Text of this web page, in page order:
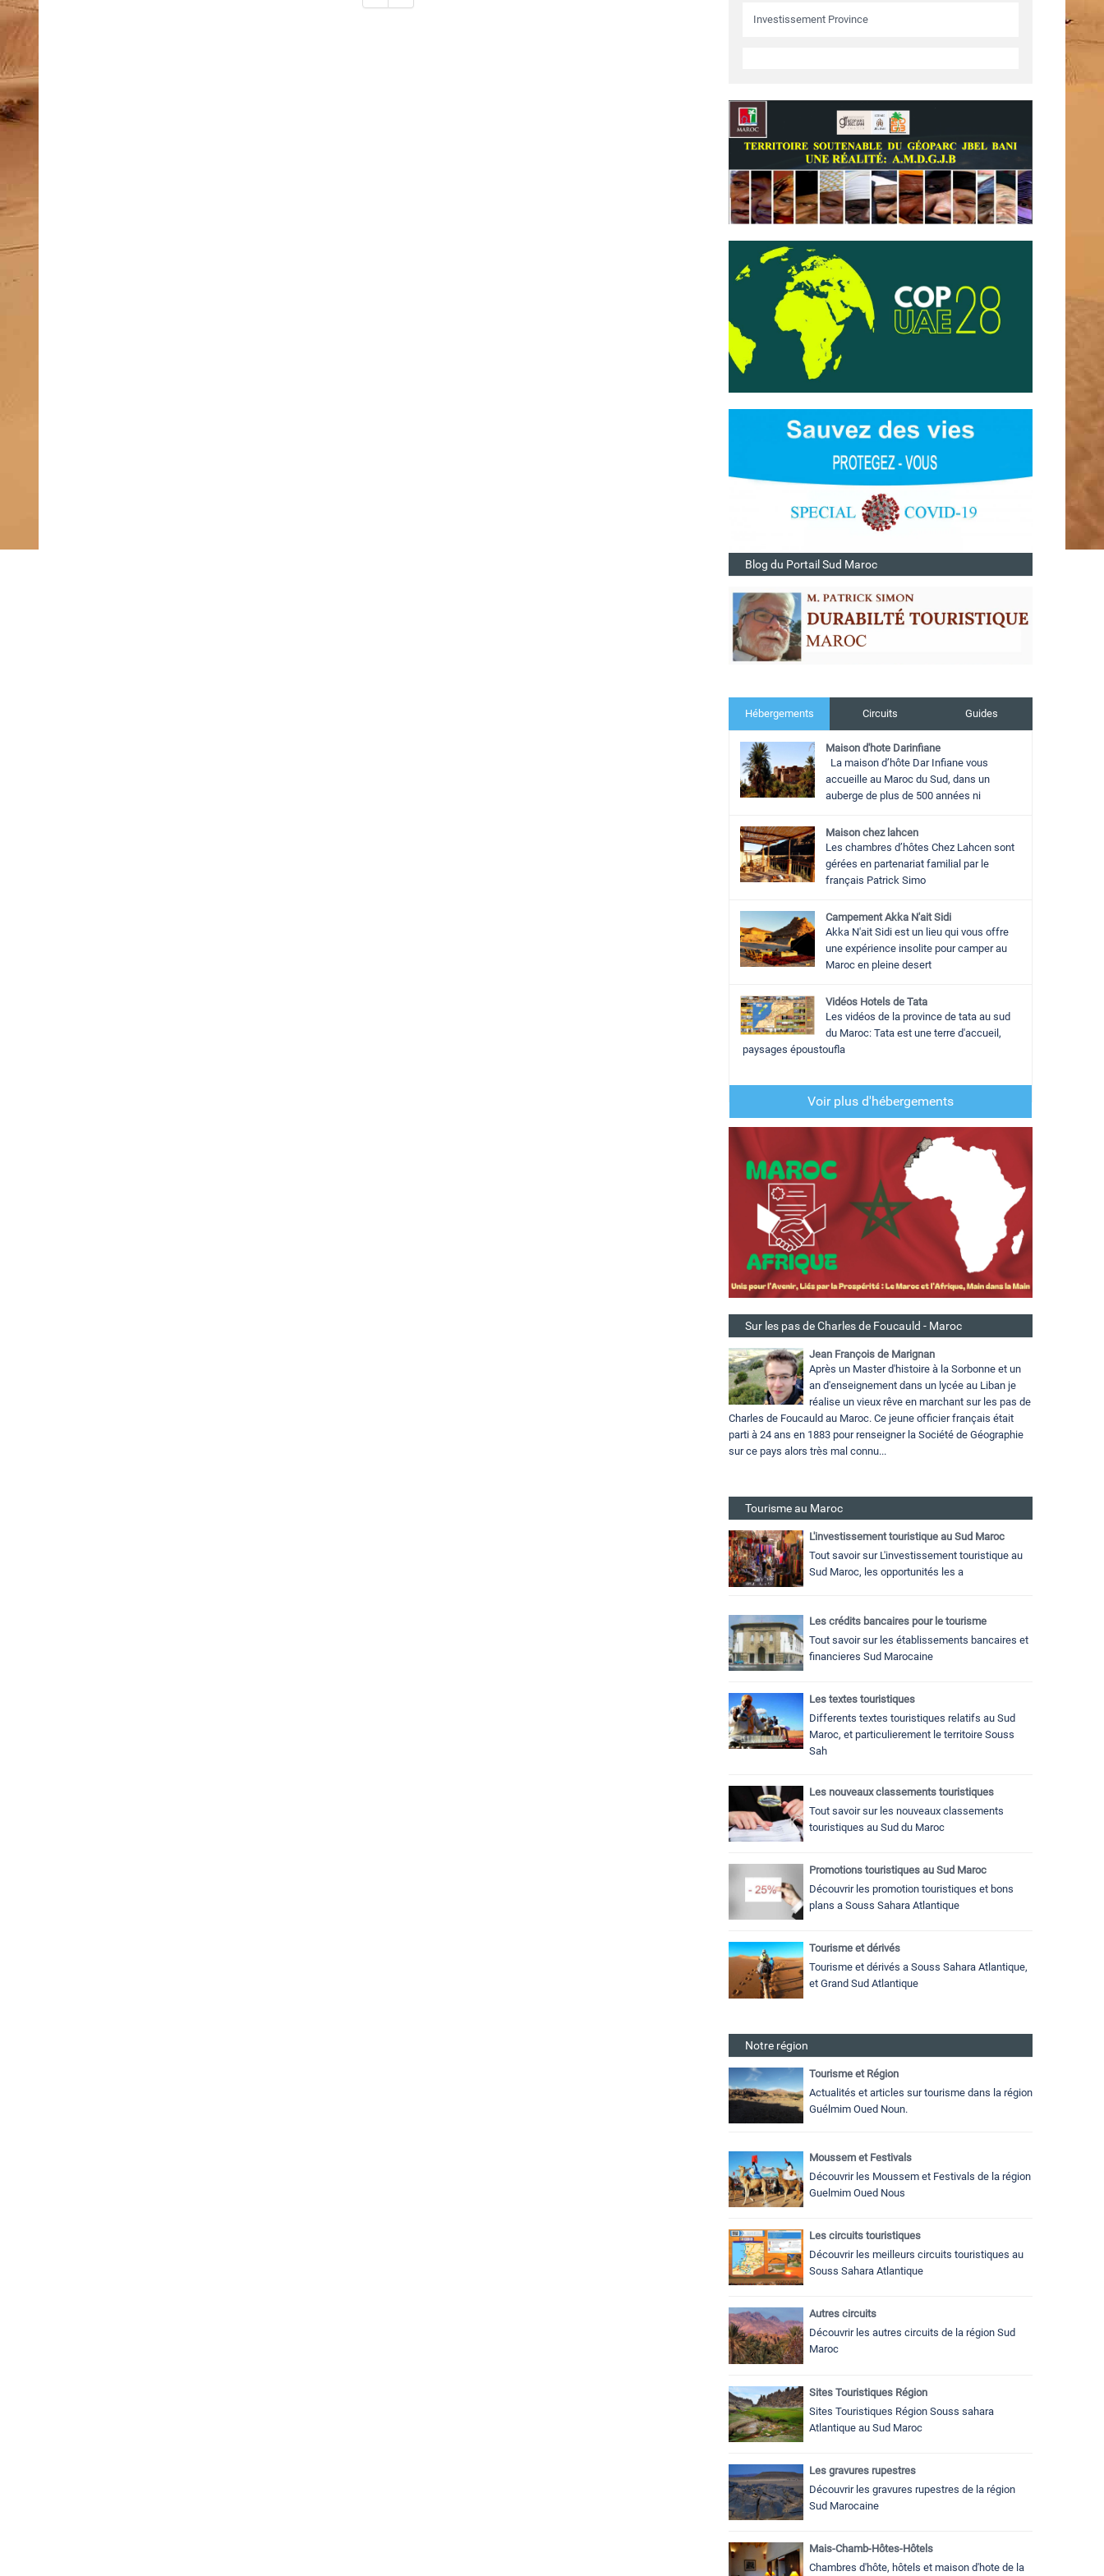
Investissement Province
Blog du Portail Sud Maroc
Hébergements Circuits Guides
Maison d'hote Darinfiane
La maison d’hôte Dar Infiane vous
accueille au Maroc du Sud, dans un
auberge de plus de 500 années ni
Maison chez lahcen
Les chambres d’hôtes Chez Lahcen sont
gérées en partenariat familial par le
français Patrick Simo
Campement Akka N'ait Sidi
Akka N'ait Sidi est un lieu qui vous offre
une expérience insolite pour camper au
Maroc en pleine desert
Vidéos Hotels de Tata
Les vidéos de la province de tata au sud
du Maroc: Tata est une terre d'accueil,
paysages époustoufla
Voir plus d'hébergements
Sur les pas de Charles de Foucauld - Maroc
Jean François de Marignan
Après un Master d'histoire à la Sorbonne et un
an d'enseignement dans un lycée au Liban je
réalise un vieux rêve en marchant sur les pas de
Charles de Foucauld au Maroc. Ce jeune officier français était
parti à 24 ans en 1883 pour renseigner la Société de Géographie
sur ce pays alors très mal connu...
Tourisme au Maroc
L'investissement touristique au Sud Maroc
Tout savoir sur L'investissement touristique au
Sud Maroc, les opportunités les a
Les crédits bancaires pour le tourisme
Tout savoir sur les établissements bancaires et
financieres Sud Marocaine
Les textes touristiques
Differents textes touristiques relatifs au Sud
Maroc, et particulierement le territoire Souss
Sah
Les nouveaux classements touristiques
Tout savoir sur les nouveaux classements
touristiques au Sud du Maroc
Promotions touristiques au Sud Maroc
Découvrir les promotion touristiques et bons
plans a Souss Sahara Atlantique
Tourisme et dérivés
Tourisme et dérivés a Souss Sahara Atlantique,
et Grand Sud Atlantique
Notre région
Tourisme et Région
Actualités et articles sur tourisme dans la région
Guélmim Oued Noun.
Moussem et Festivals
Découvrir les Moussem et Festivals de la région
Guelmim Oued Nous
Les circuits touristiques
Découvrir les meilleurs circuits touristiques au
Souss Sahara Atlantique
Autres circuits
Découvrir les autres circuits de la région Sud
Maroc
Sites Touristiques Région
Sites Touristiques Région Souss sahara
Atlantique au Sud Maroc
Les gravures rupestres
Découvrir les gravures rupestres de la région
Sud Marocaine
Mais-Chamb-Hôtes-Hôtels
Chambres d'hôte, hôtels et maison d'hote de la